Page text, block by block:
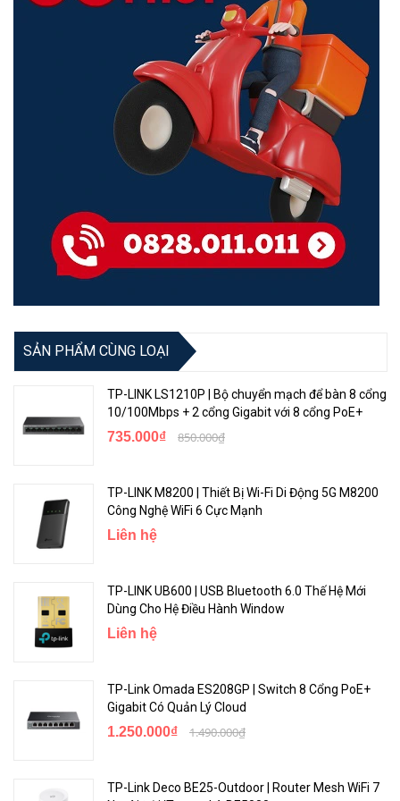
mật mã cá nhân và tăng cường bảo vệ chống lại các cuộc tấn công
Điều Chỉnh Ăng ten Đa Hướng
trường nào. Thay thế ăng-ten có thể tháo rời bằng nhiều loại ăng
ten trong nhà hoặc định hướng để nâng cao hơn nữa vùng phủ
Thiết Kế Linh Hoạt, Cài Đặt Dễ Dàng
nhanh chóng sau khi cài đặt nhanh, đơn giản.
SẢN PHẨM CÙNG LOẠI
TP-LINK LS1210P | Bộ chuyển mạch để bàn 8 cổng
10/100Mbps + 2 cổng Gigabit với 8 cổng PoE+
735.000₫ 850.000₫
TP-LINK M8200 | Thiết Bị Wi-Fi Di Động 5G M8200
Công Nghệ WiFi 6 Cực Mạnh
Liên hệ
TP-LINK UB600 | USB Bluetooth 6.0 Thế Hệ Mới
Dùng Cho Hệ Điều Hành Window
Liên hệ
TP-Link Omada ES208GP | Switch 8 Cổng PoE+
Gigabit Có Quản Lý Cloud
1.250.000₫ 1.490.000₫
TP-Link Deco BE25-Outdoor | Router Mesh WiFi 7